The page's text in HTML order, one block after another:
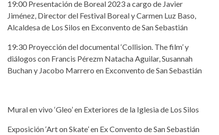
19:00 Presentación de Boreal 2023 a cargo de Javier
Jiménez, Director del Festival Boreal y Carmen Luz Baso,
Alcaldesa de Los Silos en Exconvento de San Sebastián
19:30 Proyección del documental ‘Collision. The film’ y
diálogos con Francis Pérezm Natacha Aguilar, Susannah
Buchan y Jacobo Marrero en Exconvento de San Sebastián
Mural en vivo ‘Gleo’ en Exteriores de la Iglesia de Los Silos
Exposición ‘Art on Skate’ en Ex Convento de San Sebastián